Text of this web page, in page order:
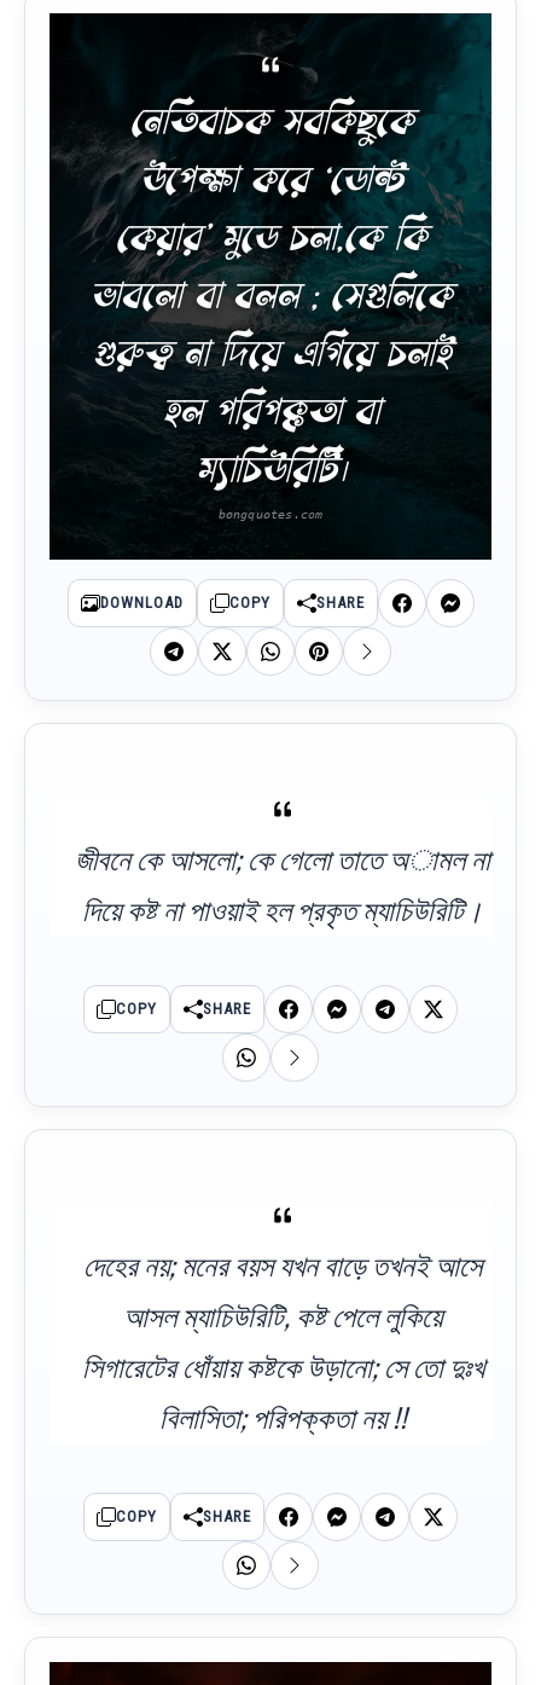
নেতিবাচক সবকিছুকে
উপেক্ষা করে ‘ডোন্ট
কেয়ার’ মুডে চলা,কে কি
ভাবলো বা বলল ; সেগুলিকে
গুরুত্ব না দিয়ে এগিয়ে চলাই
হল পরিপক্কতা বা
ম্যাচিউরিটি।
DOWNLOAD COPY SHARE
জীবনে কে আসলো; কে গেলো তাতে অামল না
দিয়ে কষ্ট না পাওয়াই হল প্রকৃত ম্যাচিউরিটি।
COPY SHARE
দেহের নয়; মনের বয়স যখন বাড়ে তখনই আসে
আসল ম্যাচিউরিটি, কষ্ট পেলে লুকিয়ে
সিগারেটের ধোঁয়ায় কষ্টকে উড়ানো; সে তো দুঃখ
বিলাসিতা; পরিপক্কতা নয় !!
COPY SHARE